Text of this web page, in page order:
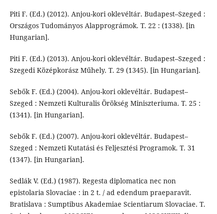
Piti F. (Ed.) (2012). Anjou-kori oklevéltár. Budapest–Szeged :
Országos Tu­do­má­nyos Alap­prográmok. T. 22 : (1338). [in
Hungarian].
Piti F. (Ed.) (2013). Anjou-kori oklevéltár. Budapest–Szeged :
Szegedi Középkorász Műhely. T. 29 (1345). [in Hungarian].
Sebők F. (Ed.) (2004). Anjou-kori oklevéltár. Budapest–
Szeged : Nemzeti Kul­tu­ralis Örök­ség Miniszteriuma. T. 25 :
(1341). [in Hungarian].
Sebők F. (Ed.) (2007). Anjou-kori oklevéltár. Budapest–
Szeged : Nemzeti Kutatási és Fel­jesztési Programok. T. 31
(1347). [in Hungarian].
Sedlák V. (Ed.) (1987). Regesta diplomatica nec non
epistolaria Slovaciae : in 2 t. / ad edendum prae­pa­ravit.
Bratislava : Sumptibus Akademiae Scientiarum Slo­va­ciae. T.